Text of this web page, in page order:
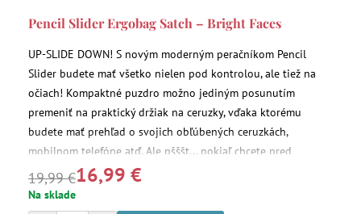
Pencil Slider Ergobag Satch – Bright Faces
UP-SLIDE DOWN! S novým moderným peračníkom Pencil
Slider budete mať všetko nielen pod kontrolou, ale tiež na
očiach! Kompaktné puzdro možno jediným posunutím
premeniť na praktický držiak na ceruzky, vďaka ktorému
budete mať prehľad o svojich obľúbených ceruzkách,
mobilnom telefóne atď. Ale pšššt... pokiaľ chcete pred
ostatnými niečo skryť, môžete to jednoducho uschovať do
tajného vrecka.
19,99 €16,99 €
Na sklade